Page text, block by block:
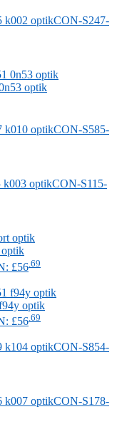
CON-S247-
optik
CON-S585-
CON-S115-
£56 .69
optik
£56 .69
CON-S854-
CON-S178-